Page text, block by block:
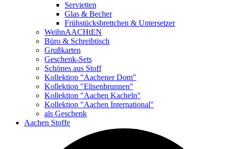
Servietten
Glas & Becher
Frühstücksbrettchen & Untersetzer
WeihnAACHtEN
Büro & Schreibtisch
Grußkarten
Geschenk-Sets
Schönes aus Stoff
Kollektion "Aachener Dom"
Kollektion "Elisenbrunnen"
Kollektion "Aachen Kacheln"
Kollektion "Aachen International"
als Geschenk
Aachen Stoffe